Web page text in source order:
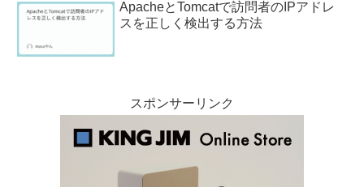
ApacheとTomcatで訪問者のIPアドレ
スを正しく検出する方法
スポンサーリンク